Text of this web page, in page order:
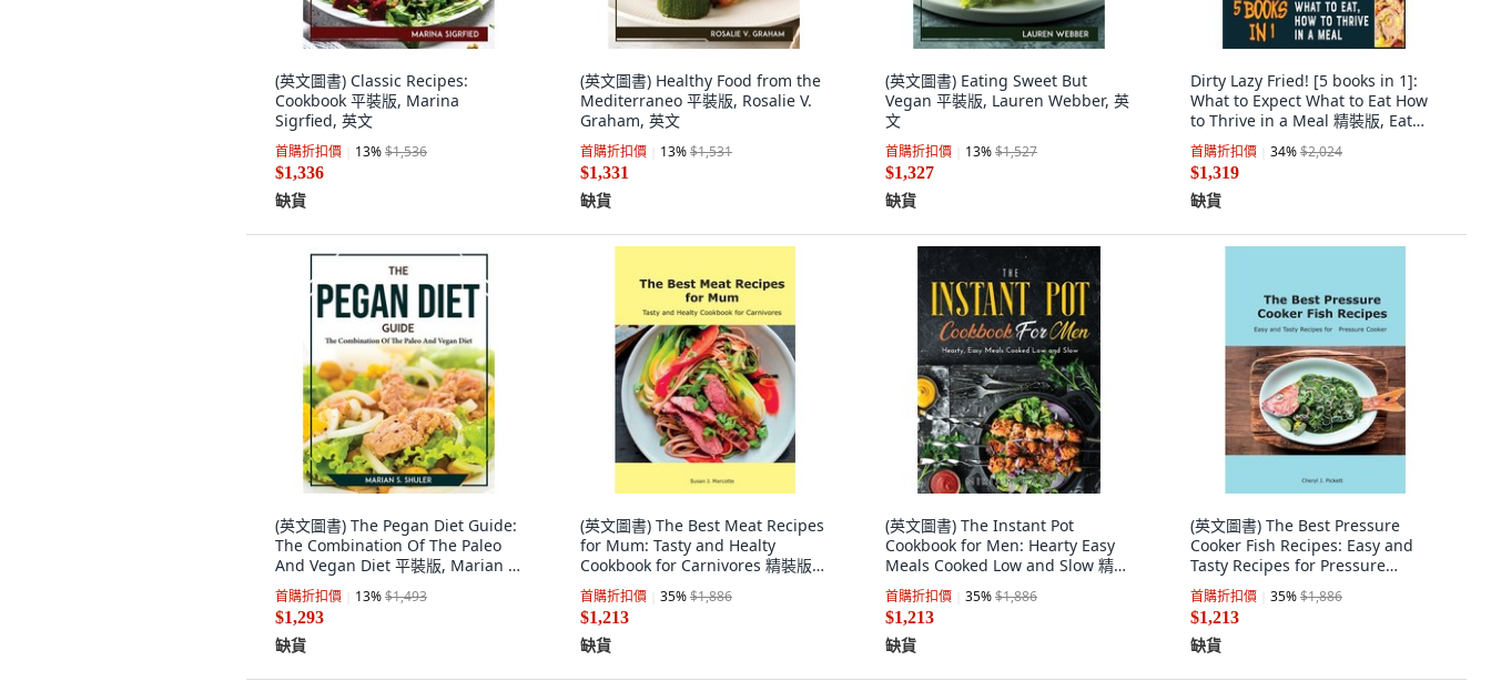
(英文圖書) Classic Recipes:
Cookbook 平裝版, Marina
Sigrfied, 英文
首購折扣價 13%$1,536
$1,336
缺貨
(英文圖書) Healthy Food from the
Mediterraneo 平裝版, Rosalie V.
Graham, 英文
首購折扣價 13%$1,531
$1,331
缺貨
(英文圖書) Eating Sweet But
Vegan 平裝版, Lauren Webber, 英
文
首購折扣價 13%$1,527
$1,327
缺貨
Dirty Lazy Fried! [5 books in 1]:
What to Expect What to Eat How
to Thrive in a Meal 精裝版, Eat
Well Now, 英文
首購折扣價 34%$2,024
$1,319
缺貨
(英文圖書) The Pegan Diet Guide:
The Combination Of The Paleo
And Vegan Diet 平裝版, Marian S.
Shuler, 英文
首購折扣價 13%$1,493
$1,293
缺貨
(英文圖書) The Best Meat Recipes
for Mum: Tasty and Healty
Cookbook for Carnivores 精裝版,
Susan J. Marcotte, 英文
首購折扣價 35%$1,886
$1,213
缺貨
(英文圖書) The Instant Pot
Cookbook for Men: Hearty Easy
Meals Cooked Low and Slow 精裝
版, Miriam Lazy, 英文
首購折扣價 35%$1,886
$1,213
缺貨
(英文圖書) The Best Pressure
Cooker Fish Recipes: Easy and
Tasty Recipes for Pressure
Cooker 精裝版, Cheryl J. Pickett,
英文
首購折扣價 35%$1,886
$1,213
缺貨